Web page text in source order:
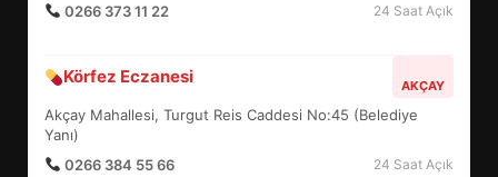
0266 373 11 22
24 Saat Açık
Körfez Eczanesi AKÇAY
Akçay Mahallesi, Turgut Reis Caddesi No:45 (Belediye
Yanı)
0266 384 55 66
24 Saat Açık
6
TURNUVASI KAYITLARI NEYİ